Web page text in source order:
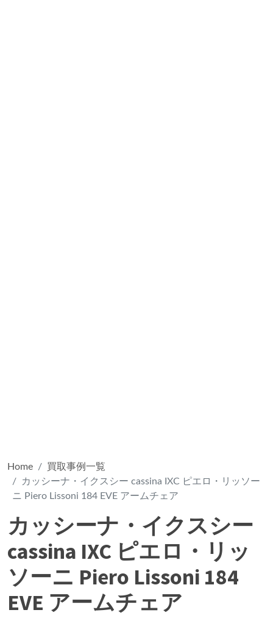
Home
買取事例一覧
カッシーナ・イクスシー cassina IXC ピエロ・リッソー
ニ Piero Lissoni 184 EVE アームチェア
カッシーナ・イクスシー
cassina IXC ピエロ・リッ
ソーニ Piero Lissoni 184
EVE アームチェア